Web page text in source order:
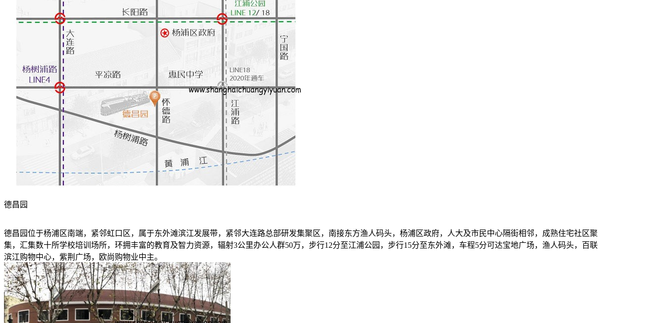
德昌园
德昌园位于杨浦区南端，紧邻虹口区，属于东外滩滨江发展带，紧邻大连路总部研发集聚区，南接东方渔人码头，杨浦区政府，人大及市民中心隔街相邻，成熟住宅社区聚
集，汇集数十所学校培训场所，环拥丰富的教育及智力资源，辐射3公里办公人群50万，步行12分至江浦公园，步行15分至东外滩，车程5分可达宝地广场，渔人码头，百联
滨江购物中心，紫荆广场，欧尚购物业中主。